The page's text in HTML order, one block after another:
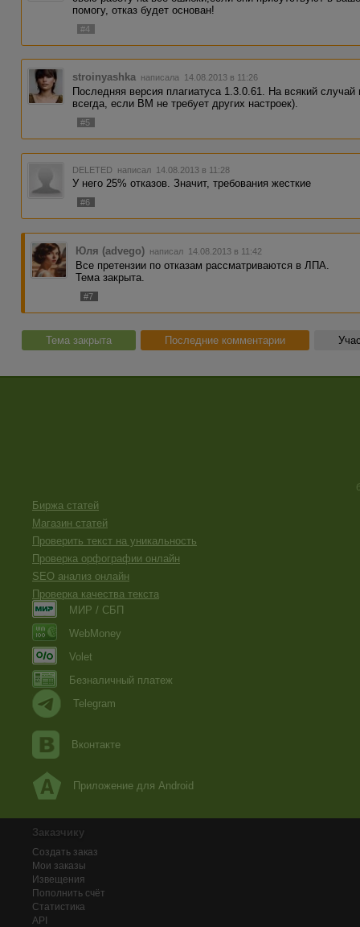
помогу, отказ будет основан!
#4
stroinyashka написала 14.08.2013 в 11:26
Последняя версия плагиатуса 1.3.0.61. На всякий случай
всегда, если ВМ не требует других настроек).
#5
DELETED написал 14.08.2013 в 11:28
У него 25% отказов. Значит, требования жесткие
#6
Юля (advego) написал 14.08.2013 в 11:42
Все претензии по отказам рассматриваются в ЛПА.
Тема закрыта.
#7
Тема закрыта Последние комментарии
Биржа статей
Магазин статей
Проверить текст на уникальность
Проверка орфографии онлайн
SEO анализ онлайн
Проверка качества текста
МИР / СБП
WebMoney
Volet
Безналичный платеж
Telegram
Вконтакте
Приложение для Android
Заказчику
Создать заказ
Мои заказы
Извещения
Пополнить счёт
Статистика
API